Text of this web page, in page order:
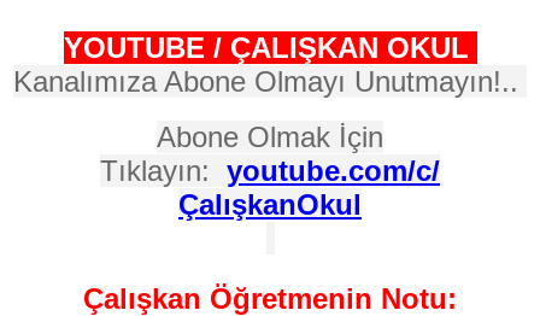
YOUTUBE / ÇALIŞKAN OKUL
Kanalımıza Abone Olmayı Unutmayın!..
Abone Olmak İçin
Tıklayın: youtube.com/c/
ÇalışkanOkul
Çalışkan Öğretmenin Notu: